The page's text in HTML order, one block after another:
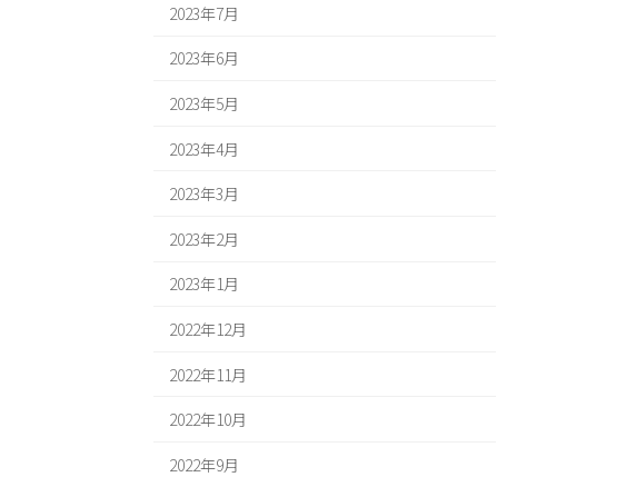
2023年7月
2023年6月
2023年5月
2023年4月
2023年3月
2023年2月
2023年1月
2022年12月
2022年11月
2022年10月
2022年9月